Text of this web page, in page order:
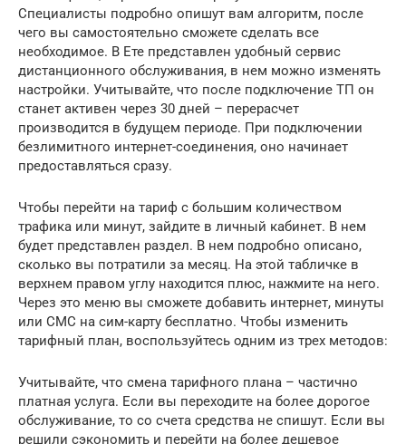
Специалисты подробно опишут вам алгоритм, после
чего вы самостоятельно сможете сделать все
необходимое. В Ете представлен удобный сервис
дистанционного обслуживания, в нем можно изменять
настройки. Учитывайте, что после подключение ТП он
станет активен через 30 дней – перерасчет
производится в будущем периоде. При подключении
безлимитного интернет-соединения, оно начинает
предоставляться сразу.
Чтобы перейти на тариф с большим количеством
трафика или минут, зайдите в личный кабинет. В нем
будет представлен раздел. В нем подробно описано,
сколько вы потратили за месяц. На этой табличке в
верхнем правом углу находится плюс, нажмите на него.
Через это меню вы сможете добавить интернет, минуты
или СМС на сим-карту бесплатно. Чтобы изменить
тарифный план, воспользуйтесь одним из трех методов:
Учитывайте, что смена тарифного плана – частично
платная услуга. Если вы переходите на более дорогое
обслуживание, то со счета средства не спишут. Если вы
решили сэкономить и перейти на более дешевое